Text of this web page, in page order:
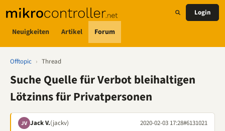
Neuigkeiten Artikel Forum
Login
Offtopic › Thread
Suche Quelle für Verbot bleihaltigen
Lötzinns für Privatpersonen
JV Jack V.(jackv) 2020-02-03 17:28#6131021